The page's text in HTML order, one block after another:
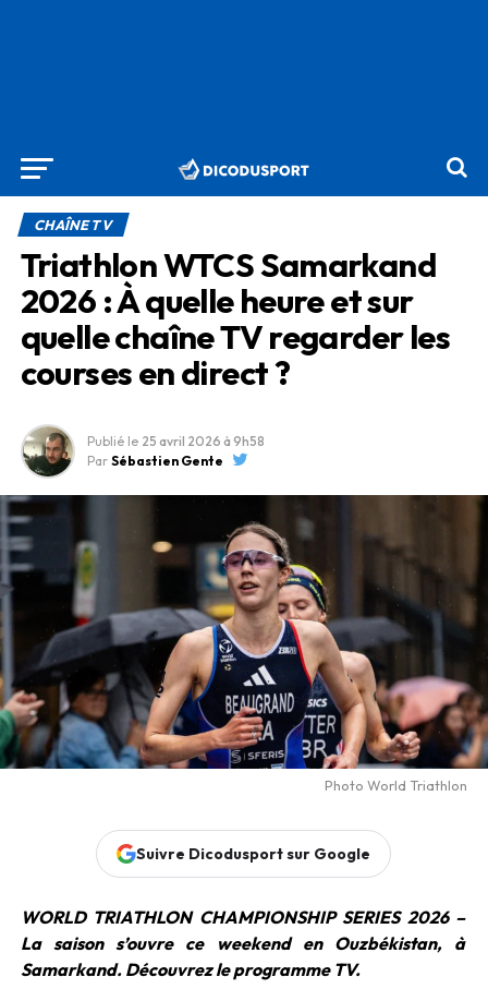
CHAÎNE TV
Triathlon WTCS Samarkand
2026 : À quelle heure et sur
quelle chaîne TV regarder les
courses en direct ?
Publié le 25 avril 2026 à 9h58
Par Sébastien Gente
Photo World Triathlon
Suivre Dicodusport sur Google
WORLD TRIATHLON CHAMPIONSHIP SERIES 2026 –
La saison s’ouvre ce weekend en Ouzbékistan, à
Samarkand. Découvrez le programme TV.